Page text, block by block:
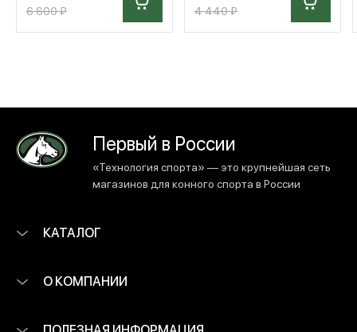
6 600 ₽ 4 440 ₽
Первый в России
«Технология спорта» — это крупнейшая сеть
магазинов для конного спорта в России
КАТАЛОГ
О КОМПАНИИ